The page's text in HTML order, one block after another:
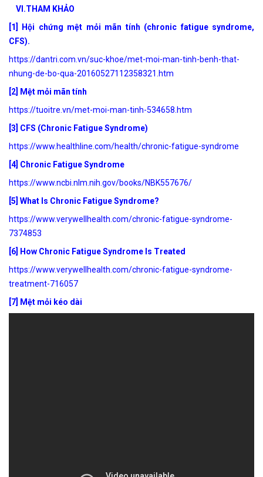
VI.THAM KHẢO
[1] Hội chứng mệt mỏi mãn tính (chronic fatigue syndrome,
CFS).
https://dantri.com.vn/suc-khoe/met-moi-man-tinh-benh-that-
nhung-de-bo-qua-20160527112358321.htm
[2] Mệt mỏi mãn tính
https://tuoitre.vn/met-moi-man-tinh-534658.htm
[3] CFS (Chronic Fatigue Syndrome)
https://www.healthline.com/health/chronic-fatigue-syndrome
[4] Chronic Fatigue Syndrome
https://www.ncbi.nlm.nih.gov/books/NBK557676/
[5] What Is Chronic Fatigue Syndrome?
https://www.verywellhealth.com/chronic-fatigue-syndrome-
7374853
[6] How Chronic Fatigue Syndrome Is Treated
https://www.verywellhealth.com/chronic-fatigue-syndrome-
treatment-716057
[7] Mệt mỏi kéo dài